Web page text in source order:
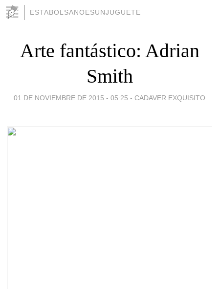
ESTABOLSANOESUNJUGUETE
Arte fantástico: Adrian
Smith
01 DE NOVIEMBRE DE 2015 - 05:25 - CADAVER EXQUISITO